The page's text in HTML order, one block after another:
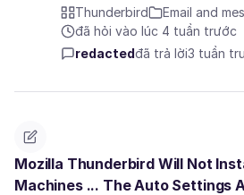
Thunderbird
Email and
đã hỏi vào lúc 4 tuần trước
redactedđã trả lời3 tuần
Mozilla Thunderbird Will Not
Machines ... The Auto Settings